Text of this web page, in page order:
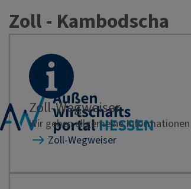
Zoll - Kambodscha
Zoll-Wegweiser
Wir geben allgemeine Informationen
Zoll-Wegweiser